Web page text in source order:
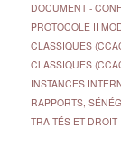
DOCUMENT-
PROTOCOLE II
CLASSIQUES
CLASSIQUES
INSTANCES
RAPPORTS,
TRAITÉS ET